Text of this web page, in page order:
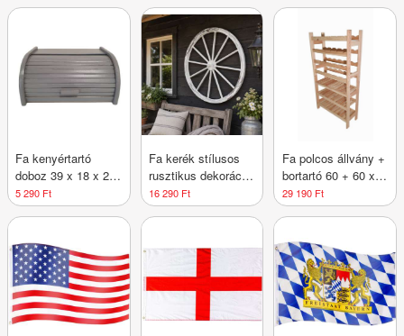
Fa kenyértartó
doboz 39 x 18 x 29
cm
5 290 Ft
Fa kerék stílusos
rusztikus dekoráció
90 cm
16 290 Ft
Fa polcos állvány +
bortartó 60 + 60 x
64 x 25 cm
29 190 Ft